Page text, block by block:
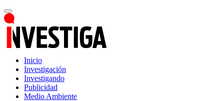
Inicio
Investigación
Investigando
Publicidad
Medio Ambiente